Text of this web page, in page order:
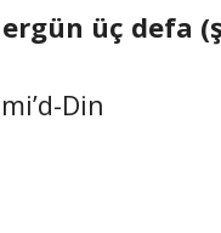
üç defa
Din